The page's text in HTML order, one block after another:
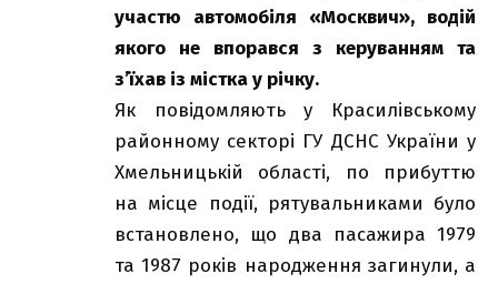
участю автомобіля «Москвич», водій
якого не впорався з керуванням та
з’їхав із містка у річку.
Як повідомляють у Красилівському
районному секторі ГУ ДСНС України у
Хмельницькій області, по прибуттю
на місце події, рятувальниками було
встановлено, що два пасажира 1979
та 1987 років народження загинули, а